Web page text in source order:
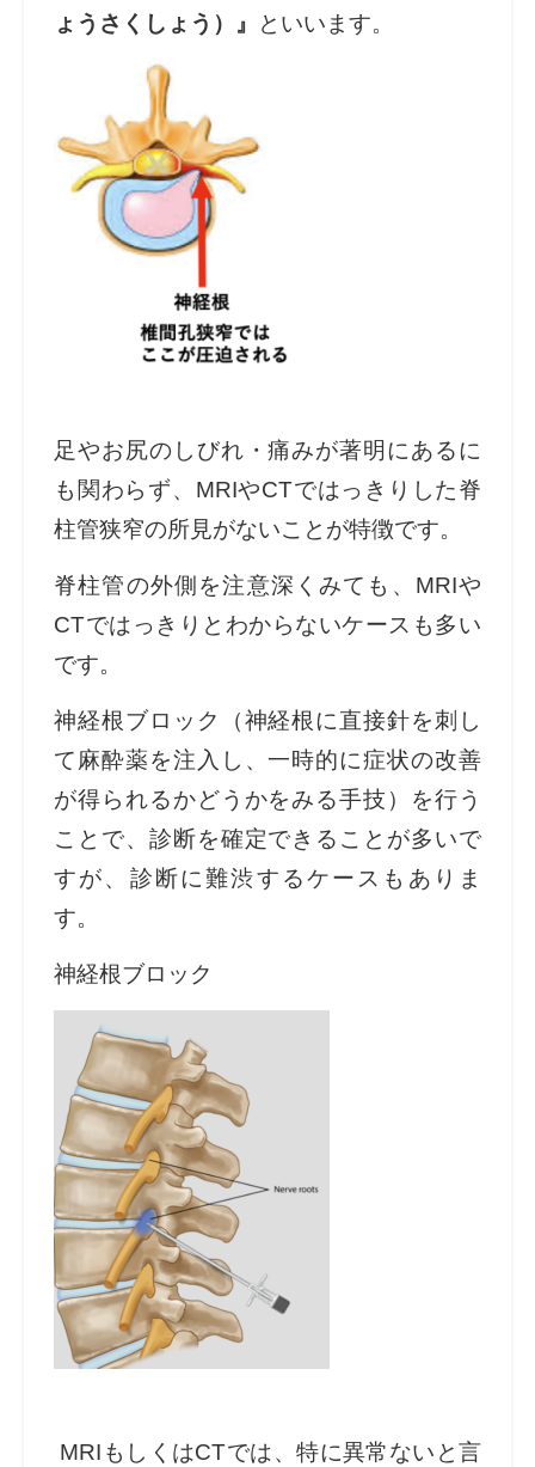
ょうさくしょう）』 といいます。
足やお尻のしびれ・痛みが著明にあるに
も関わらず、MRIやCTではっきりした脊
柱管狭窄の所見がないことが特徴です。
脊柱管の外側を注意深くみても、MRIや
CTではっきりとわからないケースも多い
です。
神経根ブロック（神経根に直接針を刺し
て麻酔薬を注入し、一時的に症状の改善
が得られるかどうかをみる手技）を行う
ことで、診断を確定できることが多いで
すが、診断に難渋するケースもありま
す。
神経根ブロック
MRIもしくはCTでは、特に異常ないと言